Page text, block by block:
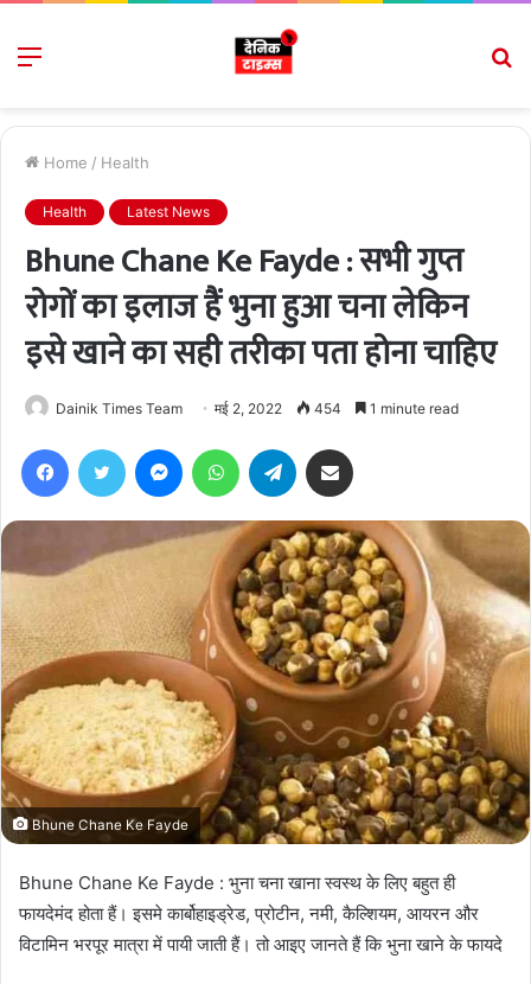
Menu
Home / Health
Health Latest News
Bhune Chane Ke Fayde : सभी गुप्त
रोगों का इलाज हैं भुना हुआ चना लेकिन
इसे खाने का सही तरीका पता होना चाहिए
Dainik Times Team मई 2, 2022 454 1 minute read
FacebookTwitter MessengerWhatsAppTelegram
Bhune Chane Ke Fayde
Bhune Chane Ke Fayde : भुना चना खाना स्वस्थ के लिए बहुत ही
फायदेमंद होता हैं। इसमे कार्बोहाइड्रेड, प्रोटीन, नमी, कैल्शियम, आयरन और
विटामिन भरपूर मात्रा में पायी जाती हैं। तो आइए जानते हैं कि भुना खाने के फायदे